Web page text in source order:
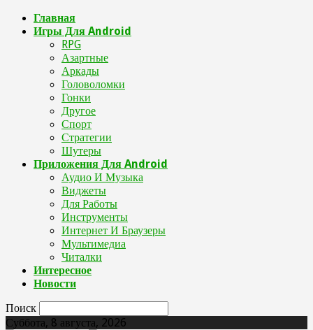
Главная
Игры Для Android
RPG
Азартные
Аркады
Головоломки
Гонки
Другое
Спорт
Стратегии
Шутеры
Приложения Для Android
Аудио И Музыка
Виджеты
Для Работы
Инструменты
Интернет И Браузеры
Мультимедиа
Читалки
Интересное
Новости
Поиск
Суббота, 8 августа, 2026